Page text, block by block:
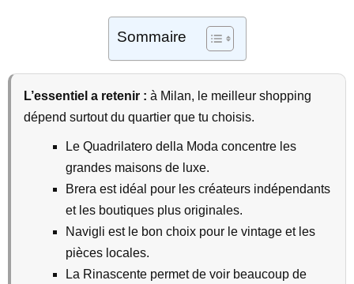
Sommaire
L’essentiel a retenir : à Milan, le meilleur shopping
dépend surtout du quartier que tu choisis.
Le Quadrilatero della Moda concentre les
grandes maisons de luxe.
Brera est idéal pour les créateurs indépendants
et les boutiques plus originales.
Navigli est le bon choix pour le vintage et les
pièces locales.
La Rinascente permet de voir beaucoup de